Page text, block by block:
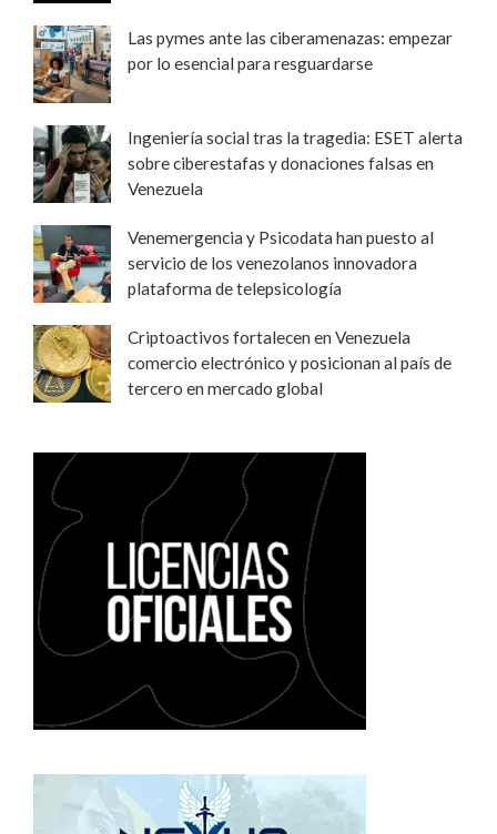
Las pymes ante las ciberamenazas: empezar
por lo esencial para resguardarse
Ingeniería social tras la tragedia: ESET alerta
sobre ciberestafas y donaciones falsas en
Venezuela
Venemergencia y Psicodata han puesto al
servicio de los venezolanos innovadora
plataforma de telepsicología
Criptoactivos fortalecen en Venezuela
comercio electrónico y posicionan al país de
tercero en mercado global